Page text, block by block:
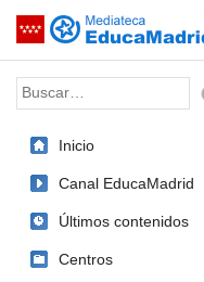
Saltar navegación
Palabra o frase:
Inicio
Canal EducaMadrid
Últimos contenidos
Centros